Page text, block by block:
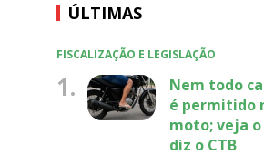
ÚLTIMAS
FISCALIZAÇÃO E LEGISLAÇÃO
1.
Nem todo
é permitido
moto; veja o
diz o CTB